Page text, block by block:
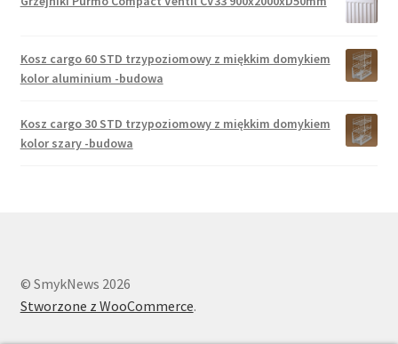
Kosz cargo 60 STD trzypoziomowy z miękkim domykiem
kolor aluminium -budowa
Kosz cargo 30 STD trzypoziomowy z miękkim domykiem
kolor szary -budowa
© SmykNews 2026
Stworzone z WooCommerce.